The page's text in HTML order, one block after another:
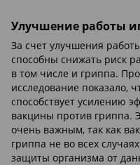
Улучшение работы
За счет улучшения
способны снижать риск
в том числе и гриппа.
исследование показало,
способствует усилению
вакцины против гриппа.
очень важным, так как
гриппа не во всех
защиты организма от